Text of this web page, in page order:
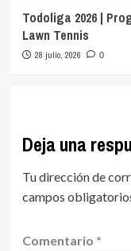
Todoliga 2026 |
Lawn Tennis
28 julio, 2026 0
Deja una
Tu dirección de
campos
Comentario *